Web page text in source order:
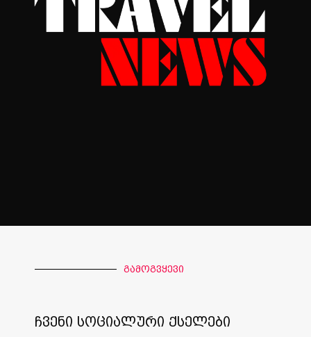
გამოგვყევი
ჩვენი სოციალური ქსელები